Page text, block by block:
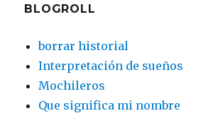
BLOGROLL
borrar historial
Interpretación de sueños
Mochileros
Que significa mi nombre